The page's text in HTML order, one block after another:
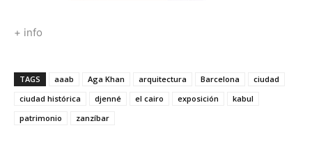
+ info
TAGS aaab Aga Khan arquitectura Barcelona
ciudad
ciudad histórica
djenné el cairo exposición
kabul
patrimonio
zanzíbar